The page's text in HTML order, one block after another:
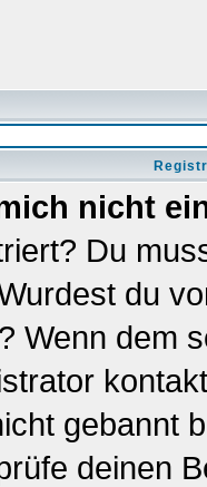
nicht
Du
du
Wenn dem
gebannt
deinen